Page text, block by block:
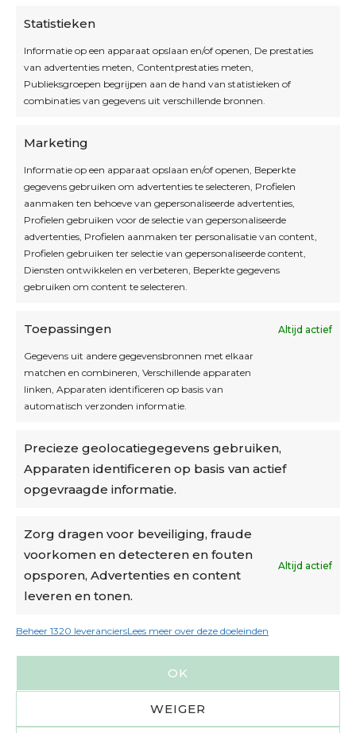
Statistieken
Informatie op een apparaat opslaan en/of openen, De prestaties
van advertenties meten, Contentprestaties meten,
Publieksgroepen begrijpen aan de hand van statistieken of
combinaties van gegevens uit verschillende bronnen.
Marketing
Informatie op een apparaat opslaan en/of openen, Beperkte
gegevens gebruiken om advertenties te selecteren, Profielen
aanmaken ten behoeve van gepersonaliseerde advertenties,
Profielen gebruiken voor de selectie van gepersonaliseerde
advertenties, Profielen aanmaken ter personalisatie van content,
Profielen gebruiken ter selectie van gepersonaliseerde content,
Diensten ontwikkelen en verbeteren, Beperkte gegevens
gebruiken om content te selecteren.
Toepassingen Altijd actief
Gegevens uit andere gegevensbronnen met elkaar
matchen en combineren, Verschillende apparaten
linken, Apparaten identificeren op basis van
automatisch verzonden informatie.
Precieze geolocatiegegevens gebruiken,
Apparaten identificeren op basis van actief
opgevraagde informatie.
Zorg dragen voor beveiliging, fraude
voorkomen en detecteren en fouten
opsporen, Advertenties en content
leveren en tonen.
Altijd actief
Beheer 1320 leveranciersLees meer over deze doeleinden
OK
WEIGER
Openingsuren
Blijf op de hoogte
Interesse in leuke kadotips of toffe acties?
Laat dan hier je mailadres achter.
Algemene voorwaarden
Cookiebeleid
Accountinstellingen
Verzending
€6,50-€7,50 via Bpost